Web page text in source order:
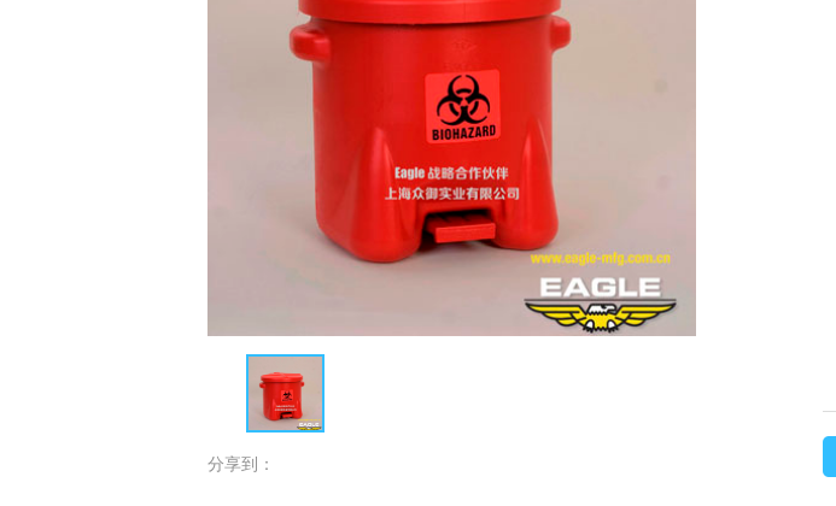
分享到：